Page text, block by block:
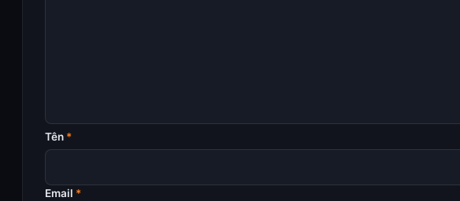
Tên *
Email *